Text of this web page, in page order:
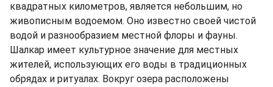
квадратных километров, является небольшим, но
живописным водоемом. Оно известно своей чистой
водой и разнообразием местной флоры и фауны.
Шалкар имеет культурное значение для местных
жителей, использующих его воды в традиционных
обрядах и ритуалах. Вокруг озера расположены